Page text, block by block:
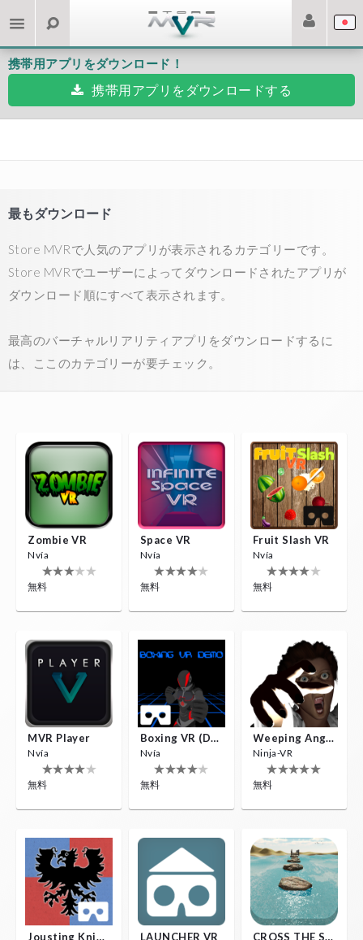
携帯用アプリをダウンロード！
携帯用アプリをダウンロードする
最もダウンロード
Store MVRで人気のアプリが表示されるカテゴリーです。
Store MVRでユーザーによってダウンロードされたアプリが
ダウンロード順にすべて表示されます。
最高のバーチャルリアリティアプリをダウンロードするに
は、ここのカテゴリーが要チェック。
Zombie VR
Nvía
無料
Space VR
Nvía
無料
Fruit Slash VR
Nvía
無料
MVR Player
Nvía
無料
Boxing VR (Demo)
Nvía
無料
Weeping Angels VR
Ninja-VR
無料
Jousting Knights VR LAUNCHER VR CROSS THE SEA